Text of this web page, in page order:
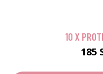
10 X
185